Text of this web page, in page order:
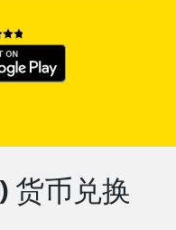
货币兑换